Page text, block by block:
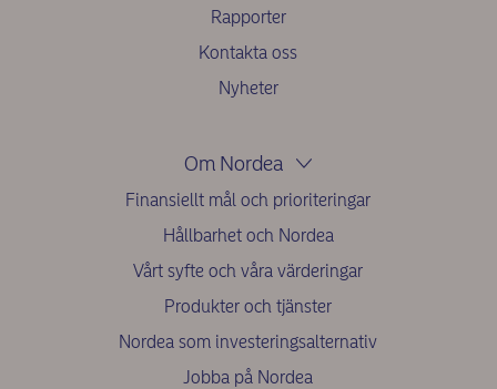
Rapporter
Kontakta oss
Nyheter
Om Nordea
Finansiellt mål och prioriteringar
Hållbarhet och Nordea
Vårt syfte och våra värderingar
Produkter och tjänster
Nordea som investeringsalternativ
Jobba på Nordea